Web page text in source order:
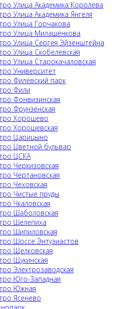
Улица Академика Королёва
Улица Академика Янгеля
Улица Горчакова
Улица Милашенкова
Улица Сергея Эйзенштейна
Улица Скобелевская
Улица Старокачаловская
Университет
Филевский парк
Фили
Фонвизинская
Фрунзенская
Хорошево
Хорошевская
Царицыно
Цветной бульвар
ЦСКА
Черкизовская
Чертановская
Чеховская
Чистые пруды
Чкаловская
Шаболовская
Шелепиха
Шипиловская
Шоссе Энтузиастов
Щелковская
Щукинская
Электрозаводская
Юго-Западная
Южная
Ясенево